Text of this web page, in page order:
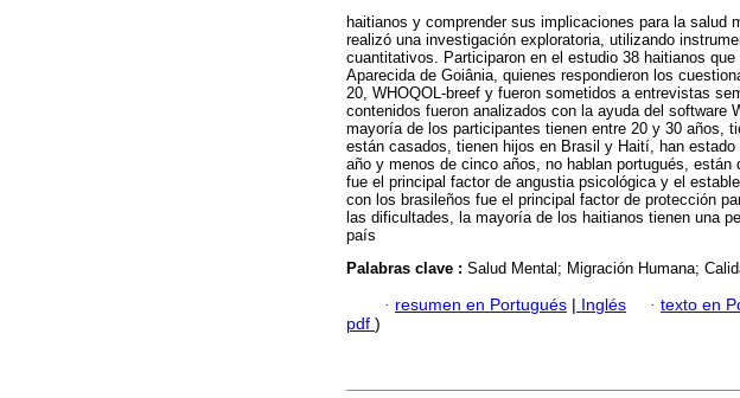
haitianos y comprender sus implicaciones para la salud
realizó una investigación exploratoria, utilizando
cuantitativos. Participaron en el estudio 38 haitianos
Aparecida de Goiânia, quienes respondieron los
20, WHOQOL-breef y fueron sometidos a entrevistas
contenidos fueron analizados con la ayuda del software
mayoría de los participantes tienen entre 20 y 30 años,
están casados, tienen hijos en Brasil y Haití, han
año y menos de cinco años, no hablan portugués, están
fue el principal factor de angustia psicológica y el
con los brasileños fue el principal factor de protección
las dificultades, la mayoría de los haitianos tienen una
país
Palabras clave : Salud Mental; Migración Humana;
· resumen en Portugués | Inglés · texto en
pdf )